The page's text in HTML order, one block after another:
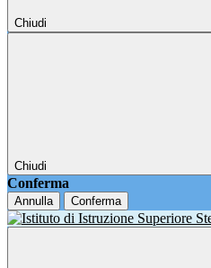
Chiudi
Chiudi
Conferma
Annulla Conferma